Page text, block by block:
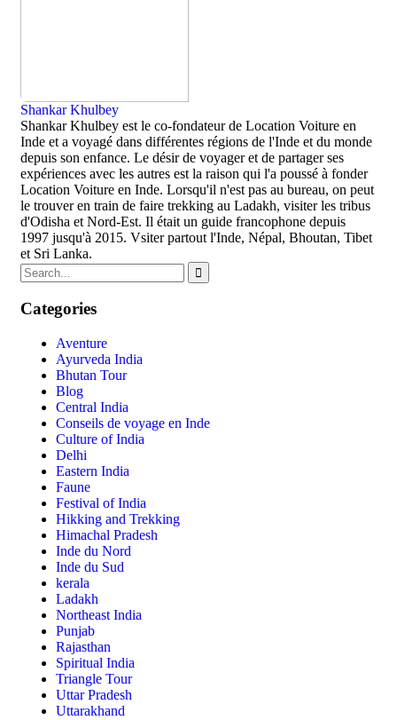
Shankar Khulbey
Shankar Khulbey est le co-fondateur de Location Voiture en
Inde et a voyagé dans différentes régions de l'Inde et du monde
depuis son enfance. Le désir de voyager et de partager ses
expériences avec les autres est la raison qui l'a poussé à fonder
Location Voiture en Inde. Lorsqu'il n'est pas au bureau, on peut
le trouver en train de faire trekking au Ladakh, visiter les tribus
d'Odisha et Nord-Est. Il était un guide francophone depuis
1997 jusqu'à 2015. Vsiter partout l'Inde, Népal, Bhoutan, Tibet
et Sri Lanka.
Categories
Aventure
Ayurveda India
Bhutan Tour
Blog
Central India
Conseils de voyage en Inde
Culture of India
Delhi
Eastern India
Faune
Festival of India
Hikking and Trekking
Himachal Pradesh
Inde du Nord
Inde du Sud
kerala
Ladakh
Northeast India
Punjab
Rajasthan
Spiritual India
Triangle Tour
Uttar Pradesh
Uttarakhand